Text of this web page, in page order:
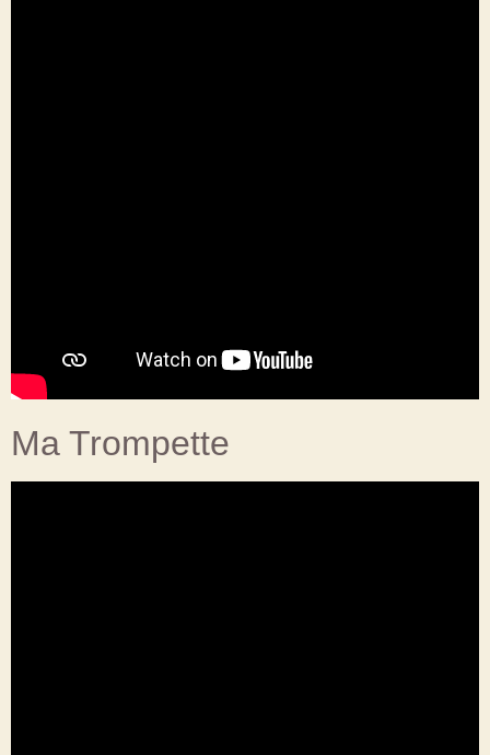
Ma Trompette